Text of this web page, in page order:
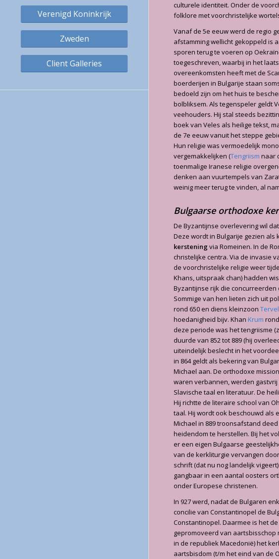
Verenigd Koninkrijk
Zweden
Client Galleries
culturele identiteit. Onder de
folklore met voorchristelijke
Vanaf de 5e eeuw werd de regio
afstamming wellicht gekoppeld is
sporen terug te voeren op
toegeschreven, waarbij in het
overeenkomsten heeft met de
boerderijen in Bulgarije staan
bedoeld zijn om het huis te
bolbliksem. Als tegenspeler geldt
veehouders. Hij stal steeds
boek van Veles als heilige tekst,
de 7e eeuw vanuit het steppe
Hun religie was vermoedelijk
vergemakkelijken (Tengriism naar
toenmalige Iranese religie
denken aan vuurtempels van
weinig meer terug te vinden, al
Bulgaarse orthodoxe
De Byzantijnse overlevering wil
Deze wordt in Bulgarije gezien
kerstening via Romeinen. In de
christelijke centra. Via de invasie
de voorchristelijke religie weer
Khans, uitspraak chan) hadden
Byzantijnse rijk die concurreerden
Sommige van hen lieten zich uit
rond 650 en diens kleinzoon Tervel
hoedanigheid bijv. Khan Krum
deze periode was het tengriisme
duurde van 852 tot 889 (hij
uiteindelijk beslecht in het
in 864 geldt als bekering van
Michael aan. De orthodoxe
waren verbannen, werden
Slavische taal en literatuur. De
Hij richtte de literaire school van
taal. Hij wordt ook beschouwd als
Michael in 889 troonsafstand
heidendom te herstellen. Bij het
er een eigen Bulgaarse
van de kerkliturgie vervangen
schrift (dat nu nog landelijk
gangbaar in een aantal oosters
onder Europese christenen.
In 927 werd, nadat de Bulgaren
concilie van Constantinopel de
Constantinopel. Daarmee is het
gepromoveerd van aartsbisschop
in de republiek Macedonië) het
aartsbisdom (t/m het eind van de